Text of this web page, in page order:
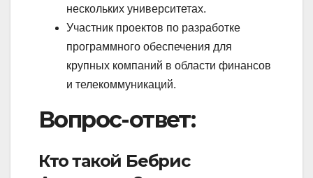
нескольких университетах.
Участник проектов по разработке
программного обеспечения для
крупных компаний в области финансов
и телекоммуникаций.
Вопрос-ответ:
Кто такой Бебрис